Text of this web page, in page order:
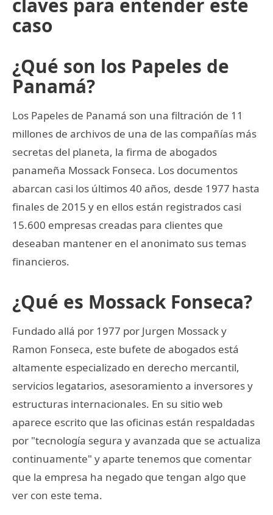
claves para entender este
caso
¿Qué son los Papeles de
Panamá?
Los Papeles de Panamá son una filtración de 11
millones de archivos de una de las compañías más
secretas del planeta, la firma de abogados
panameña Mossack Fonseca. Los documentos
abarcan casi los últimos 40 años, desde 1977 hasta
finales de 2015 y en ellos están registrados casi
15.600 empresas creadas para clientes que
deseaban mantener en el anonimato sus temas
financieros.
¿Qué es Mossack Fonseca?
Fundado allá por 1977 por Jurgen Mossack y
Ramon Fonseca, este bufete de abogados está
altamente especializado en derecho mercantil,
servicios legatarios, asesoramiento a inversores y
estructuras internacionales. En su sitio web
aparece escrito que las oficinas están respaldadas
por "tecnología segura y avanzada que se actualiza
continuamente" y aparte tenemos que comentar
que la empresa ha negado que tengan algo que
ver con este tema.